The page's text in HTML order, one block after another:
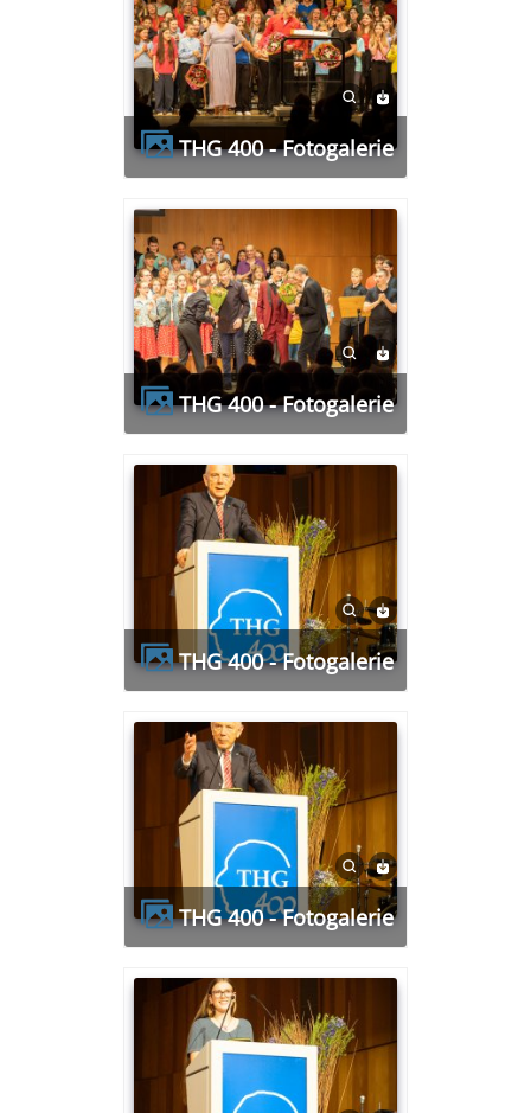
THG 400 - Fotogalerie
THG 400 - Fotogalerie
THG 400 - Fotogalerie
THG 400 - Fotogalerie